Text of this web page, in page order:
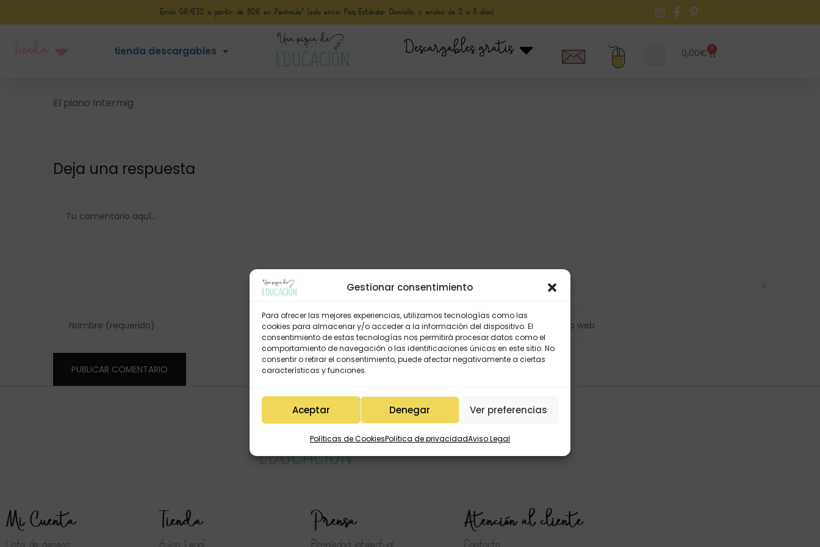
Gestionar consentimiento
Para ofrecer las mejores experiencias, utilizamos tecnologías como las
cookies para almacenar y/o acceder a la información del dispositivo. El
consentimiento de estas tecnologías nos permitirá procesar datos como el
comportamiento de navegación o las identificaciones únicas en este sitio. No
consentir o retirar el consentimiento, puede afectar negativamente a ciertas
características y funciones.
Aceptar Denegar Ver preferencias
Políticas de CookiesPolítica de privacidadAviso Legal
Envío GRATIS a partir de 50€ en Península* (solo envio Paq Estándar Domicilio y envíos de 3 a 5 días)
tienda descargables Descargables gratis 0,00€ 0
El piano Intermig
Deja una respuesta
Mi Cuenta Tienda Prensa Atención al cliente